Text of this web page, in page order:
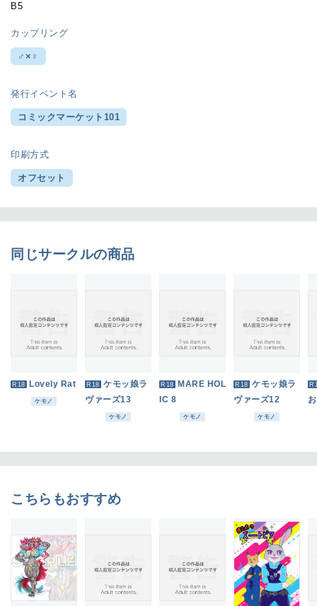
B5
カップリング
♂×♀
発行イベント名
コミックマーケット101
印刷方式
オフセット
同じサークルの商品
R18 Lovely Rat
ケモノ
R18 ケモッ娘ラ
ヴァーズ13
ケモノ
R18 MARE HOL
IC 8
ケモノ
R18 ケモッ娘ラ
ヴァーズ12
ケモノ
こちらもおすすめ